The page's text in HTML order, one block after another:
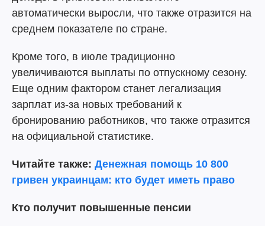
автоматически выросли, что также отразится на
среднем показателе по стране.
Кроме того, в июле традиционно
увеличиваются выплаты по отпускному сезону.
Еще одним фактором станет легализация
зарплат из-за новых требований к
бронированию работников, что также отразится
на официальной статистике.
Читайте также: Денежная помощь 10 800
гривен украинцам: кто будет иметь право
Кто получит повышенные пенсии